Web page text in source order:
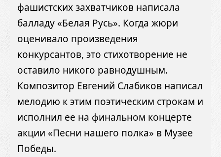
фашистских захватчиков написала
балладу «Белая Русь». Когда жюри
оценивало произведения
конкурсантов, это стихотворение не
оставило никого равнодушным.
Композитор Евгений Слабиков написал
мелодию к этим поэтическим строкам и
исполнил ее на финальном концерте
акции «Песни нашего полка» в Музее
Победы.